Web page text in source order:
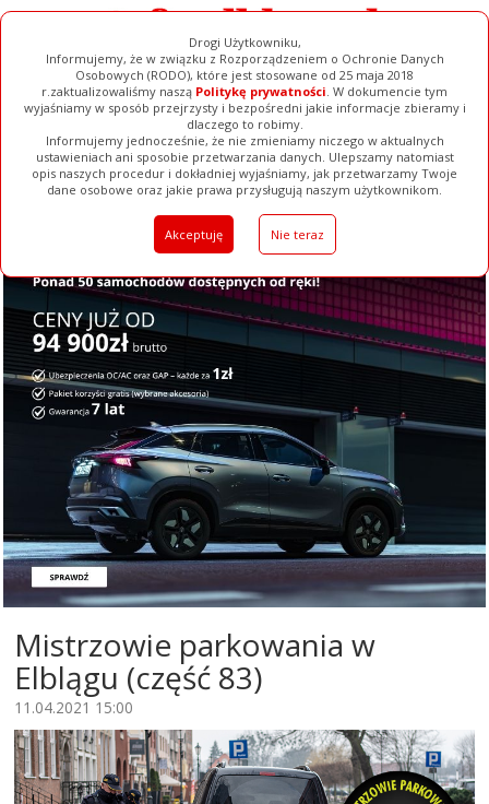
Drogi Użytkowniku,
Informujemy, że w związku z Rozporządzeniem o Ochronie Danych
Osobowych (RODO), które jest stosowane od 25 maja 2018
r.zaktualizowaliśmy naszą Politykę prywatności. W dokumencie tym
wyjaśniamy w sposób przejrzysty i bezpośredni jakie informacje zbieramy i
dlaczego to robimy.
Informujemy jednocześnie, że nie zmieniamy niczego w aktualnych
ustawieniach ani sposobie przetwarzania danych. Ulepszamy natomiast
opis naszych procedur i dokładniej wyjaśniamy, jak przetwarzamy Twoje
dane osobowe oraz jakie prawa przysługują naszym użytkownikom.
Akceptuję Nie teraz
Ogłoszenia Filmy Galerie Baza Firm Pełna Wersja
Mistrzowie parkowania w
Elblągu (część 83)
11.04.2021 15:00